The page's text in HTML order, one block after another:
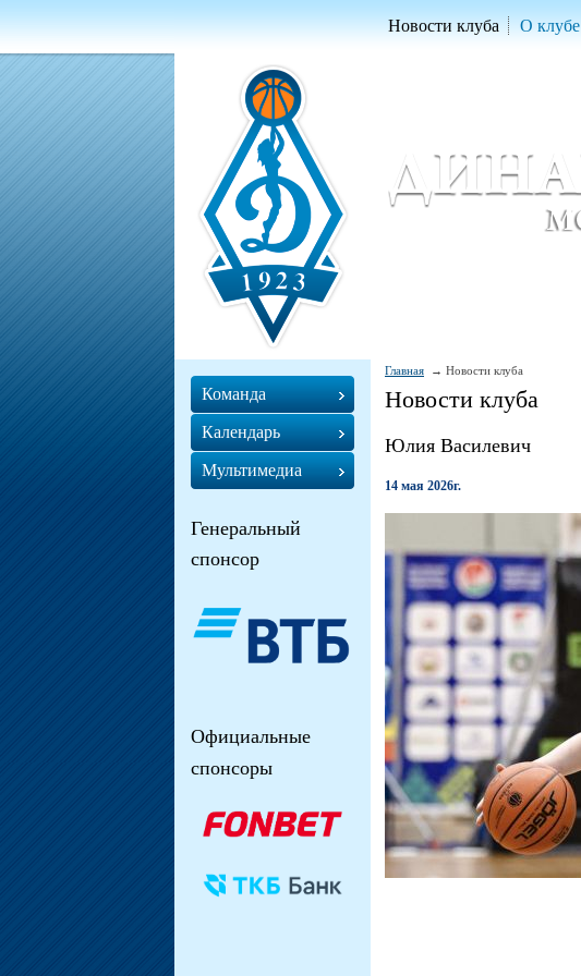
Новости клуба О клубе
Главная Новости клуба
Новости клуба
Юлия Василевич
14 мая 2026г.
Команда
Календарь
Мультимедиа
Генеральный
спонсор
Официальные
спонсоры